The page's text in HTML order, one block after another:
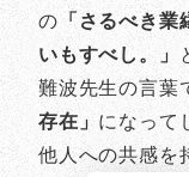
の「さるべき業
いもすべし。」
難波先生の言葉
存在」 になって
他人への共感を